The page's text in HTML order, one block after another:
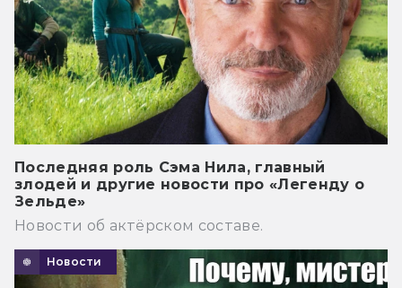
Последняя роль Сэма Нила, главный
злодей и другие новости про «Легенду о
Зельде»
Новости об актёрском составе.
Новости